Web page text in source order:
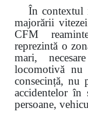
În contextul
majorării
CFM
reprezintă o
mari,
locomotivă
consecință, nu
accidentelor în
persoane,